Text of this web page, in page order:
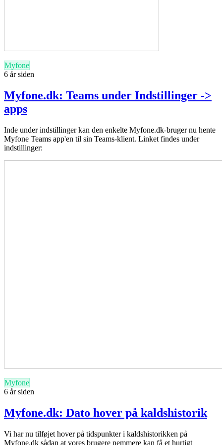
Myfone
6 år siden
Myfone.dk: Teams under Indstillinger ->
apps
Inde under indstillinger kan den enkelte Myfone.dk-bruger nu hente
Myfone Teams app'en til sin Teams-klient. Linket findes under
indstillinger:
Myfone
6 år siden
Myfone.dk: Dato hover på kaldshistorik
Vi har nu tilføjet hover på tidspunkter i kaldshistorikken på
Myfone.dk sådan at vores brugere nemmere kan få et hurtigt